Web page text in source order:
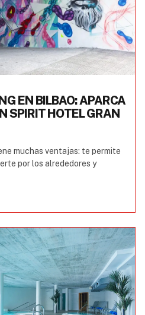
EN BILBAO: APARCA
SPIRIT HOTEL GRAN
muchas ventajas: te permite
por los alrededores y